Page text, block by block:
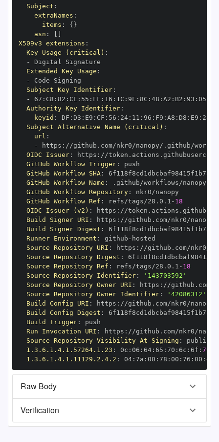
Subject :
extraNames :
items : { }
asn :
X509v3 extensions :
Key Usage (critical) :
-
Extended Key Usage :
-
Subject Key Identifier:
-
67 : C8 : 82 : CE : 55 : FF : 16 : 1C : 9F : 8C : 48 : A2 : B2 : 93 : 05
Authority Key Identifier:
keyid : DF : D3 : E9 : CF : 56 : 24: 11 : 96 : F9 : A8 : D8 : E9 : 28
Subject Alternative Name (critical) :
url :
-
https : //github.com/nkr0/nanopy/.github/
OIDC Issuer: https :
GitHub Workflow Trigger:
GitHub Workflow SHA:
GitHub Workflow Name :
GitHub Workflow Repository:
GitHub Workflow Ref : refs/tags/28.0.1 - 18
OIDC Issuer (v2) : https :
Build Signer URI : https : //github.com/nkr0/
Build Signer Digest :
Runner Environment : github -
Source Repository URI : https :
Source Repository Digest :
Source Repository Ref : refs/tags/28.0.1 - 18
Source Repository Identifier:
'143703592'
Source Repository Owner URI : https :
Source Repository Owner Identifier:
'42086312'
Build Config URI : https : //github.com/nkr0/
Build Config Digest :
Build Trigger:
Run Invocation URI : https :
Source Repository Visibility At Signing :
1.3.6.1.4.1.57264.1.23 : 0c : 06 : 64: 65 : 70 : 6c : 6f : 79
1.3.6.1.4.1.11129.2.4.2 : 04: 7a : 00 : 78 : 00 : 76 : 00 : dd
Raw Body
Verification